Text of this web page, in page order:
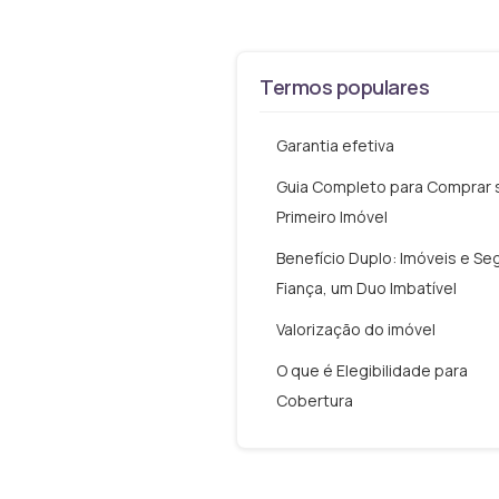
Termos populares
Garantia efetiva
Guia Completo para Comprar
Primeiro Imóvel
Benefício Duplo: Imóveis e
Fiança, um Duo Imbatível
Valorização do imóvel
O que é Elegibilidade para
Cobertura